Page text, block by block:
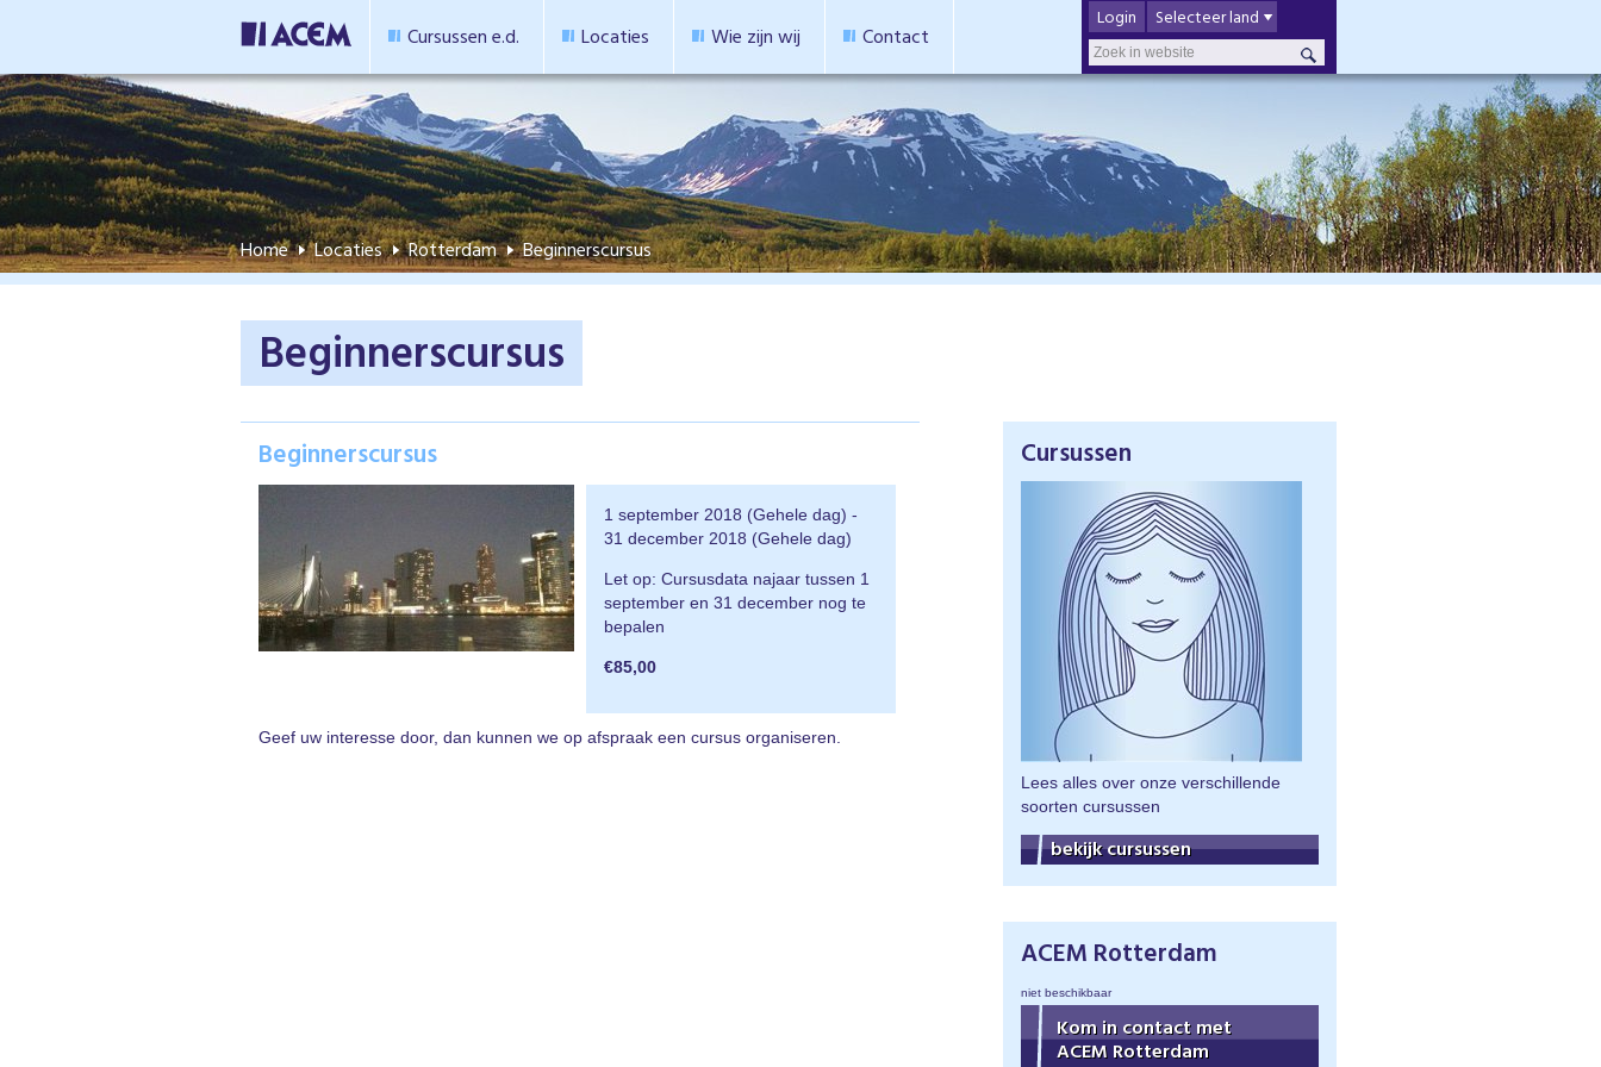
Cursussen e.d. Locaties Wie zijn wij Contact
Login Selecteer land
Home Locaties Rotterdam Beginnerscursus
Beginnerscursus
Beginnerscursus
1 september 2018 (Gehele dag) -
31 december 2018 (Gehele dag)
Let op: Cursusdata najaar tussen 1
september en 31 december nog te
bepalen
€85,00
Geef uw interesse door, dan kunnen we op afspraak een cursus organiseren.
Cursussen
Lees alles over onze verschillende
soorten cursussen
bekijk cursussen
ACEM Rotterdam
niet beschikbaar
Kom in contact met
ACEM Rotterdam